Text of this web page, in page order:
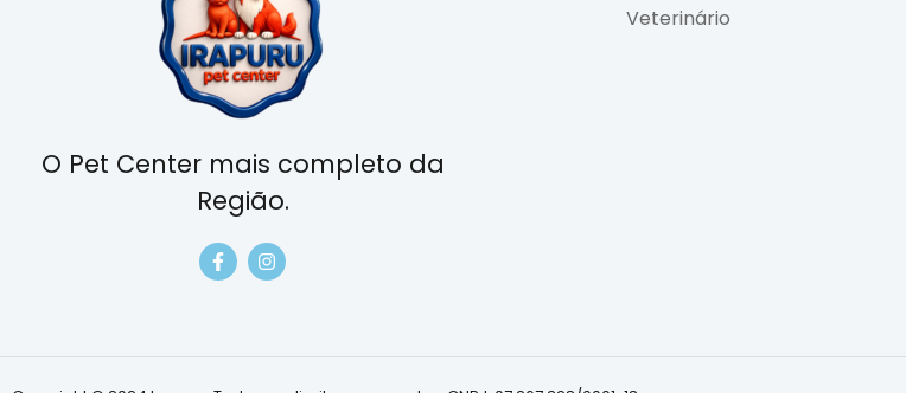
O Pet Center mais completo da
Região.
Veterinário